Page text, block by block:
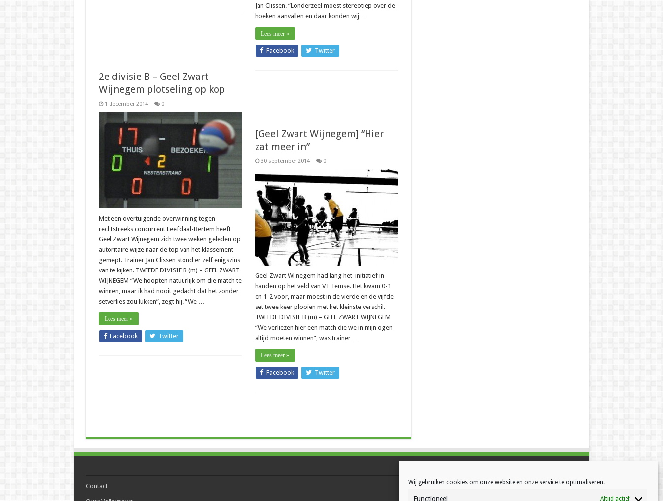
Wij gebruiken cookies om onze website en onze service te optimaliseren.
Functioneel Altijd actief
Jan Clissen. “Londerzeel moest stereotiep over de
hoeken aanvallen en daar konden wij …
Lees meer »
Facebook Twitter
2e divisie B – Geel Zwart
Wijnegem plotseling op kop
1 december 2014 0
Met een overtuigende overwinning tegen
rechtstreeks concurrent Leefdaal-Bertem heeft
Geel Zwart Wijnegem zich twee weken geleden op
autoritaire wijze naar de top van het klassement
gemept. Trainer Jan Clissen stond er zelf enigszins
van te kijken. TWEEDE DIVISIE B (m) – GEEL ZWART
WIJNEGEM “We hoopten natuurlijk om die match te
winnen, maar ik had nooit gedacht dat het zonder
setverlies zou lukken”, zegt hij. “We …
Lees meer »
Facebook Twitter
[Geel Zwart Wijnegem] “Hier
zat meer in”
30 september 2014 0
Geel Zwart Wijnegem had lang het initiatief in
handen op het veld van VT Temse. Het kwam 0-1
en 1-2 voor, maar moest in de vierde en de vijfde
set twee keer plooien met het kleinste verschil.
TWEEDE DIVISIE B (m) – GEEL ZWART WIJNEGEM
“We verliezen hier een match die we in mijn ogen
altijd moeten winnen”, was trainer …
Lees meer »
Facebook Twitter
Contact